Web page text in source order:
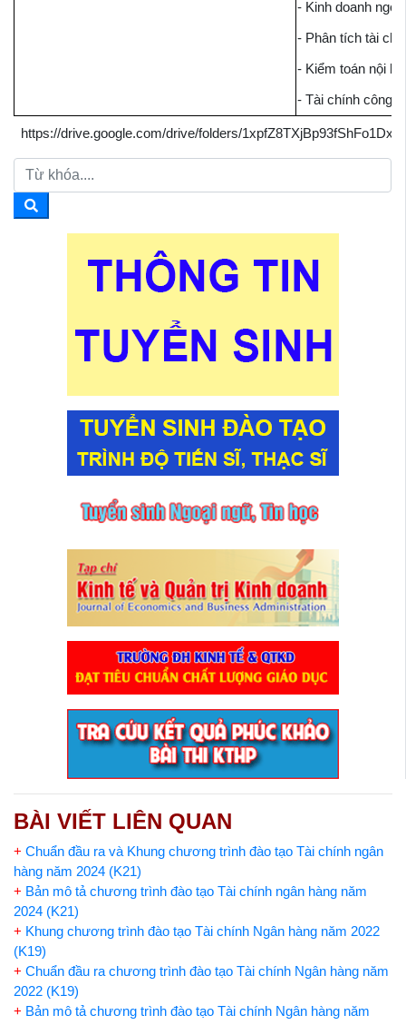
- Kinh doanh
- Phân tích tài
- Kiểm toán nội bộ
- Tài chính công
https://drive.google.com/drive/folders/
BÀI VIẾT LIÊN QUAN
+ Chuẩn đầu ra và Khung chương trình đào tạo Tài chính ngân
hàng năm 2024 (K21)
+ Bản mô tả chương trình đào tạo Tài chính ngân hàng năm
2024 (K21)
+ Khung chương trình đào tạo Tài chính Ngân hàng năm 2022
(K19)
+ Chuẩn đầu ra chương trình đào tạo Tài chính Ngân hàng năm
2022 (K19)
+ Bản mô tả chương trình đào tạo Tài chính Ngân hàng năm